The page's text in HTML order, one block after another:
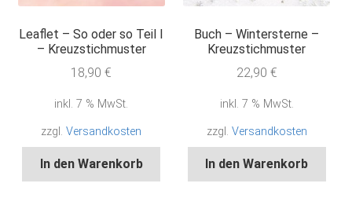
Leaflet – So oder so Teil I
– Kreuzstichmuster
18,90€
inkl. 7 % MwSt.
zzgl.Versandkosten
In den Warenkorb
Buch – Wintersterne –
Kreuzstichmuster
22,90 €
inkl. 7 % MwSt.
zzgl. Versandkosten
In den Warenkorb